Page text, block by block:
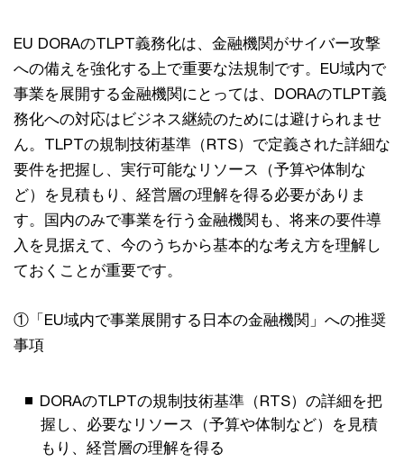
EU DORAのTLPT義務化は、金融機関がサイバー攻撃
への備えを強化する上で重要な法規制です。EU域内で
事業を展開する金融機関にとっては、DORAのTLPT義
務化への対応はビジネス継続のためには避けられませ
ん。TLPTの規制技術基準（RTS）で定義された詳細な
要件を把握し、実行可能なリソース（予算や体制な
ど）を見積もり、経営層の理解を得る必要がありま
す。国内のみで事業を行う金融機関も、将来の要件導
入を見据えて、今のうちから基本的な考え方を理解し
ておくことが重要です。
①「EU域内で事業展開する日本の金融機関」への推奨
事項
DORAのTLPTの規制技術基準（RTS）の詳細を把
握し、必要なリソース（予算や体制など）を見積
もり、経営層の理解を得る